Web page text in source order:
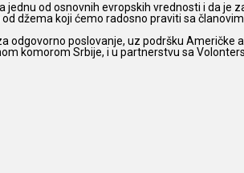
od osnovnih evropskih vrednosti i da
koji ćemo radosno praviti sa članovima
odgovorno poslovanje, uz podršku
komorom Srbije, i u partnerstvu sa